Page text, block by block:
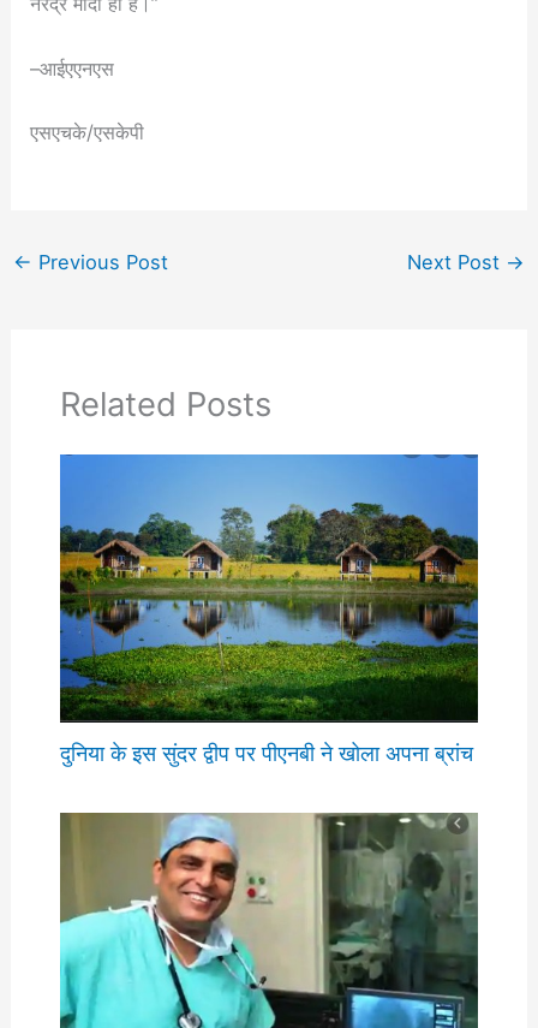
–आईएएनएस
एसएचके/एसकेपी
← Previous Post Next Post →
Related Posts
दुनिया के इस सुंदर द्वीप पर पीएनबी ने खोला अपना ब्रांच